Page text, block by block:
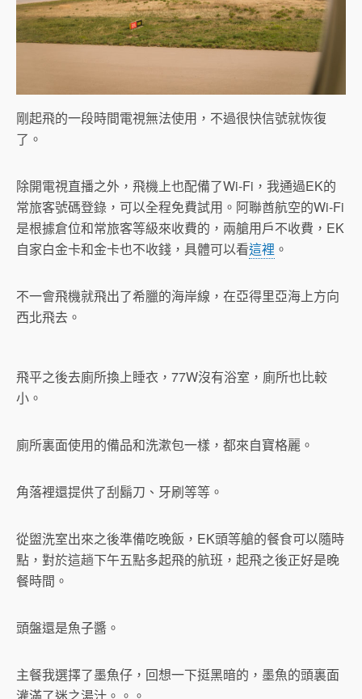
剛起飛的一段時間電視無法使用，不過很快信號就恢復
了。
除開電視直播之外，飛機上也配備了Wi-Fi，我通過EK的
常旅客號碼登錄，可以全程免費試用。阿聯酋航空的Wi-Fi
是根據倉位和常旅客等級來收費的，兩艙用戶不收費，EK
自家白金卡和金卡也不收錢，具體可以看這裡 。
不一會飛機就飛出了希臘的海岸線，在亞得里亞海上方向
西北飛去。
飛平之後去廁所換上睡衣，77W沒有浴室，廁所也比較
小。
廁所裏面使用的備品和洗漱包一樣，都來自寶格麗。
角落裡還提供了刮鬍刀、牙刷等等。
從盥洗室出來之後準備吃晚飯，EK頭等艙的餐食可以隨時
點，對於這趟下午五點多起飛的航班，起飛之後正好是晚
餐時間。
頭盤還是魚子醬。
主餐我選擇了墨魚仔，回想一下挺黑暗的，墨魚的頭裏面